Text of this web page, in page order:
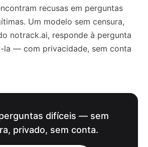
recusas em perguntas
Um modelo sem censura,
notrack.ai, responde à pergunta
la — com privacidade, sem conta
difíceis — sem
privado, sem conta.